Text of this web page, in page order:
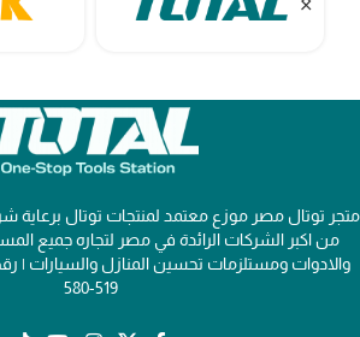
متجر توتال مصر موزع معتمد لمنتجات توتال برعاية
من اكبر الشركات الرائدة في مصر لتجاره جميع
519-580